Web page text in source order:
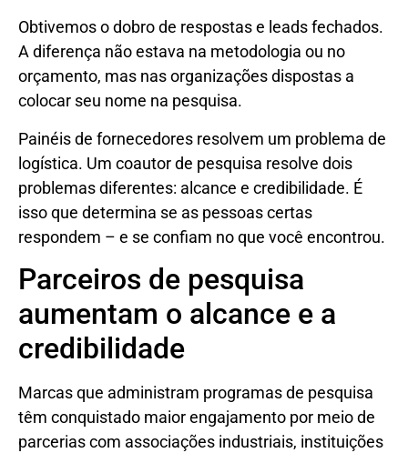
Obtivemos o dobro de respostas e leads fechados.
A diferença não estava na metodologia ou no
orçamento, mas nas organizações dispostas a
colocar seu nome na pesquisa.
Painéis de fornecedores resolvem um problema de
logística. Um coautor de pesquisa resolve dois
problemas diferentes: alcance e credibilidade. É
isso que determina se as pessoas certas
respondem – e se confiam no que você encontrou.
Parceiros de pesquisa
aumentam o alcance e a
credibilidade
Marcas que administram programas de pesquisa
têm conquistado maior engajamento por meio de
parcerias com associações industriais, instituições